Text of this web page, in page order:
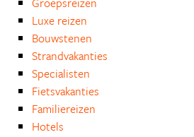
Luxe reizen
Bouwstenen
Strandvakanties
Specialisten
Fietsvakanties
Familiereizen
Hotels